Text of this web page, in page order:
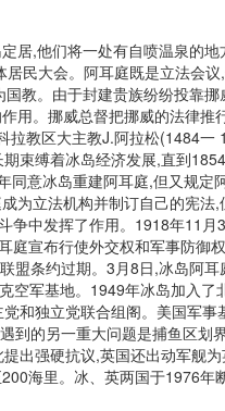
,他们将一处有自喷温泉的地
民大会。阿耳庭既是立法会
教。由于封建贵族纷纷投靠
用。挪威总督把挪威的法律推
教区大主教J.阿拉松(1484一
束缚着冰岛经济发展,直到
意冰岛重建阿耳庭,但又规定
为立法机构并制订自己的宪法
争中发挥了作用。1918年11月
庭宣布行使外交权和军事防御
盟条约过期。3月8日,冰岛阿
空军基地。1949年冰岛加入了
和独立党联合组阁。美国军事
到的另一重大问题是捕鱼区划
出强硬抗议,英国还出动军舰
海里。冰、英两国于1976年